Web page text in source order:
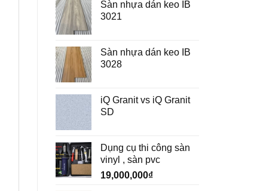
Sàn nhựa dán keo IB
3021
Sàn nhựa dán keo IB
3028
iQ Granit vs iQ Granit
SD
Dụng cụ thi công sàn
vinyl , sàn pvc
19,000,000₫